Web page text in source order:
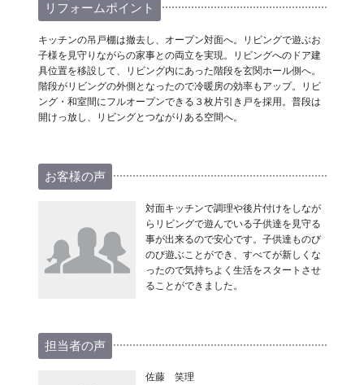
リフォームポイント
キッチンの吊戸棚は撤去し、オープン対面へ。リビングで遊ぶお
子様を見守りながらの家事との両立を実現。リビングへのドア建
具位置を移設して、リビング内にあった階段を玄関ホール側へ。
階段がリビングの外側となったので冷暖房の効率もアップ。リビ
ング・和室間にフルオープンできる３枚片引き戸を採用。普段は
開けっ放し、リビングとつながりある空間へ。
お客様の声
対面キッチンで調理や後片付けをしなが
らリビングで遊んでいる子供達を見守る
事が出来るので安心です。子供達ものび
のび遊ぶことができ、すべてが新しくな
ったので気持ちよく生活をスタートさせ
ることができました。
担当者の声
佐藤 笑理